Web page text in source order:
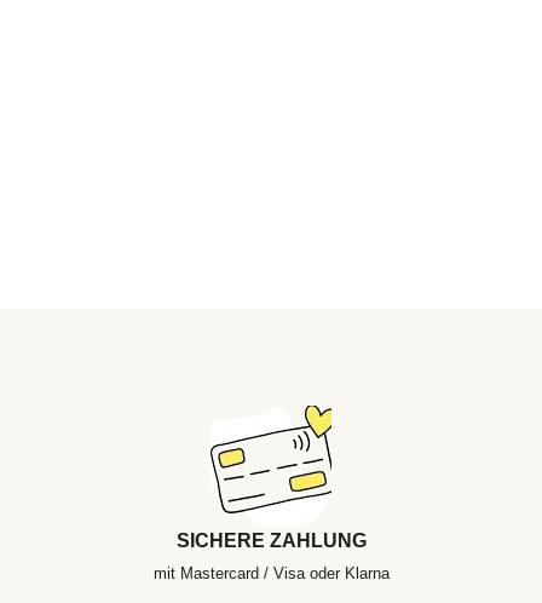
SICHERE ZAHLUNG
mit Mastercard / Visa oder Klarna